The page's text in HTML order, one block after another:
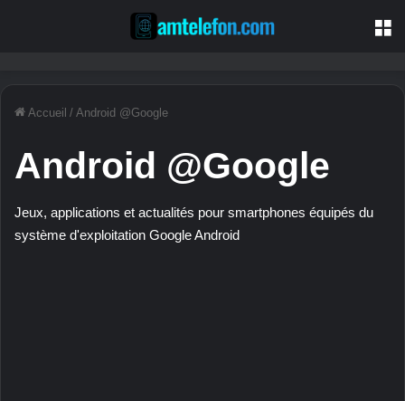
Accueil / Android @Google
Android @Google
Jeux, applications et actualités pour smartphones équipés du
système d'exploitation Google Android